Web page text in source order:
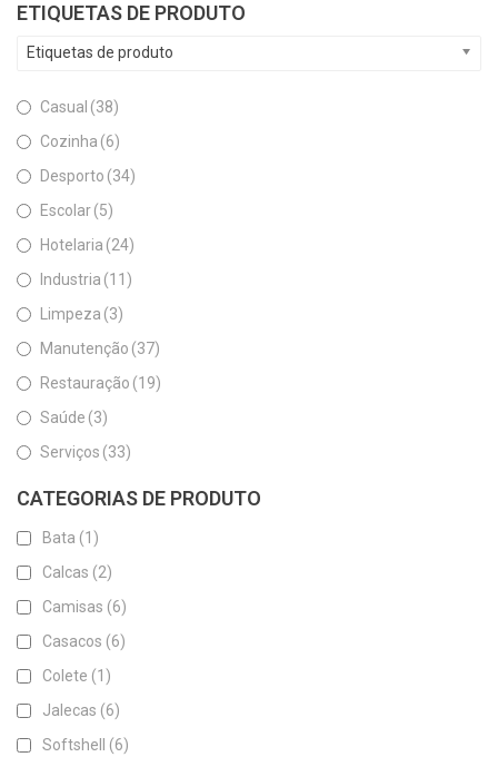
ETIQUETAS DE PRODUTO
Etiquetas de produto
Casual (38)
Cozinha (6)
Desporto (34)
Escolar(5)
Hotelaria (24)
Industria (11)
Limpeza (3)
Manutenção (37)
Restauração (19)
Saúde (3)
Serviços (33)
CATEGORIAS DE PRODUTO
Bata (1)
Calcas (2)
Camisas (6)
Casacos (6)
Colete (1)
Jalecas (6)
Softshell
(6)